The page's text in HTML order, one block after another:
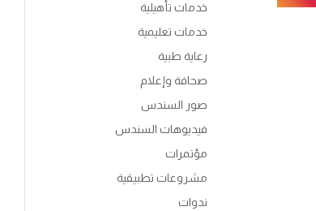
خدمات تأهيلية
خدمات تعليمية
رعاية طبية
صحافة وإعلام
صور السندس
فيديوهات السندس
مؤتمرات
مشروعات تطبيقية
ندوات